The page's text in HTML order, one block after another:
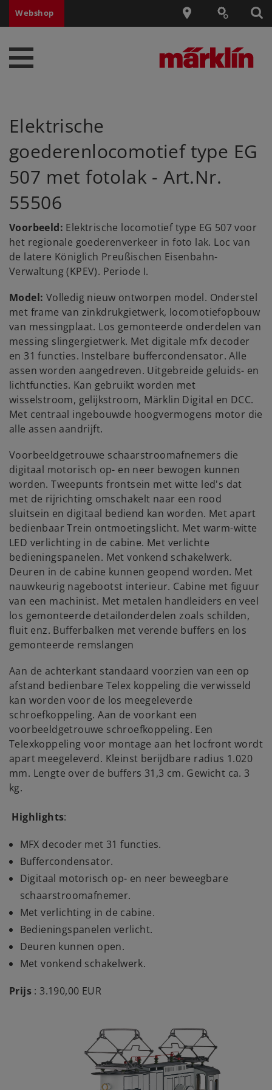
Webshop
Elektrische
goederenlocomotief type EG
507 met fotolak - Art.Nr.
55506
Voorbeeld: Elektrische locomotief type EG 507 voor
het regionale goederenverkeer in foto lak. Loc van
de latere Königlich Preußischen Eisenbahn-
Verwaltung (KPEV). Periode I.
Model: Volledig nieuw ontworpen model. Onderstel
met frame van zinkdrukgietwerk, locomotiefopbouw
van messingplaat. Los gemonteerde onderdelen van
messing slingergietwerk. Met digitale mfx decoder
en 31 functies. Instelbare buffercondensator. Alle
assen worden aangedreven. Uitgebreide geluids- en
lichtfuncties. Kan gebruikt worden met
wisselstroom, gelijkstroom, Märklin Digital en DCC.
Met centraal ingebouwde hoogvermogens motor die
alle assen aandrijft.
Voorbeeldgetrouwe schaarstroomafnemers die
digitaal motorisch op- en neer bewogen kunnen
worden. Tweepunts frontsein met witte led's dat
met de rijrichting omschakelt naar een rood
sluitsein en digitaal bediend kan worden. Met apart
bedienbaar Trein ontmoetingslicht. Met warm-witte
LED verlichting in de cabine. Met verlichte
bedieningspanelen. Met vonkend schakelwerk.
Deuren in de cabine kunnen geopend worden. Met
nauwkeurig nagebootst interieur. Cabine met figuur
van een machinist. Met metalen handleiders en veel
los gemonteerde detailonderdelen zoals schilden,
fluit enz. Bufferbalken met verende buffers en los
gemonteerde remslangen
Aan de achterkant standaard voorzien van een op
afstand bedienbare Telex koppeling die verwisseld
kan worden voor de los meegeleverde
schroefkoppeling. Aan de voorkant een
voorbeeldgetrouwe schroefkoppeling. Een
Telexkoppeling voor montage aan het locfront wordt
apart meegeleverd. Kleinst berijdbare radius 1.020
mm. Lengte over de buffers 31,3 cm. Gewicht ca. 3
kg.
Highlights:
MFX decoder met 31 functies.
Buffercondensator.
Digitaal motorisch op- en neer beweegbare
schaarstroomafnemer.
Met verlichting in de cabine.
Bedieningspanelen verlicht.
Deuren kunnen open.
Met vonkend schakelwerk.
Prijs : 3.190,00 EUR